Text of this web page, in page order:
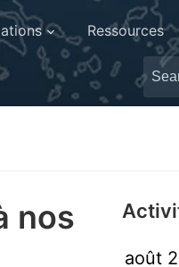
Ressources
for:
nos